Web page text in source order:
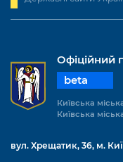
Офіційний
beta
Київська
Київська
вул. Хрещатик, 36, м.